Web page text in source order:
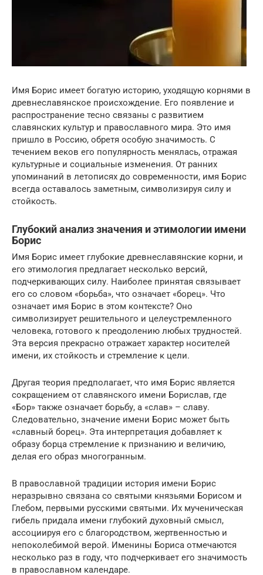
Имя Борис имеет богатую историю, уходящую корнями в
древнеславянское происхождение. Его появление и
распространение тесно связаны с развитием
славянских культур и православного мира. Это имя
пришло в Россию, обретя особую значимость. С
течением веков его популярность менялась, отражая
культурные и социальные изменения. От ранних
упоминаний в летописях до современности, имя Борис
всегда оставалось заметным, символизируя силу и
стойкость.
Глубокий анализ значения и этимологии имени
Борис
Имя Борис имеет глубокие древнеславянские корни, и
его этимология предлагает несколько версий,
подчеркивающих силу. Наиболее принятая связывает
его со словом «борьба», что означает «борец». Что
означает имя Борис в этом контексте? Оно
символизирует решительного и целеустремленного
человека, готового к преодолению любых трудностей.
Эта версия прекрасно отражает характер носителей
имени, их стойкость и стремление к цели.
Другая теория предполагает, что имя Борис является
сокращением от славянского имени Борислав, где
«Бор» также означает борьбу, а «слав» – славу.
Следовательно, значение имени Борис может быть
«славный борец». Эта интерпретация добавляет к
образу борца стремление к признанию и величию,
делая его образ многогранным.
В православной традиции история имени Борис
неразрывно связана со святыми князьями Борисом и
Глебом, первыми русскими святыми. Их мученическая
гибель придала имени глубокий духовный смысл,
ассоциируя его с благородством, жертвенностью и
непоколебимой верой. Именины Бориса отмечаются
несколько раз в году, что подчеркивает его значимость
в православном календаре.